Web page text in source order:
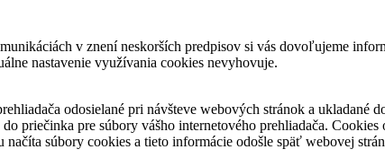
v znení neskorších predpisov si vás dovoľujeme
nastavenie využívania cookies nevyhovuje.
odosielané pri návšteve webových stránok a ukladané
priečinka pre súbory vášho internetového prehliadača.
súbory cookies a tieto informácie odošle späť webovej